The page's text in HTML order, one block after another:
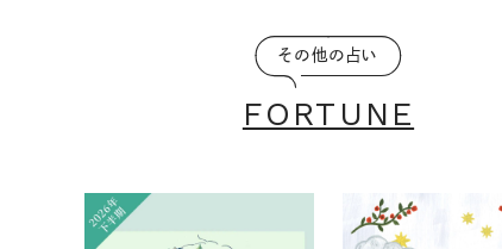
その他の占い
FORTUNE